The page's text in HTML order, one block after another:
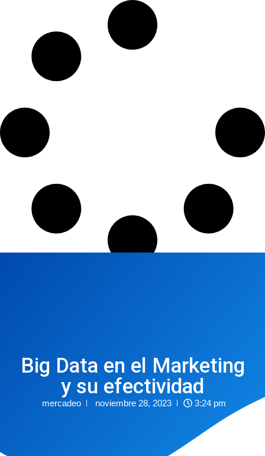
Big Data en el Marketing
y su efectividad
mercadeo noviembre 28, 2023 3:24 pm